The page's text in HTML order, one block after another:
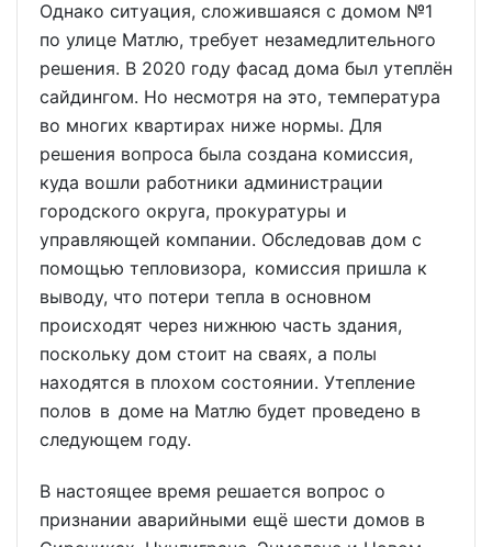
Однако ситуация, сложившаяся с домом №1
по улице Матлю, требует незамедлительного
решения. В 2020 году фасад дома был утеплён
сайдингом. Но несмотря на это, температура
во многих квартирах ниже нормы. Для
решения вопроса была создана комиссия,
куда вошли работники администрации
городского округа, прокуратуры и
управляющей компании. Обследовав дом с
помощью тепловизора, комиссия пришла к
выводу, что потери тепла в основном
происходят через нижнюю часть здания,
поскольку дом стоит на сваях, а полы
находятся в плохом состоянии. Утепление
полов в доме на Матлю будет проведено в
следующем году.
В настоящее время решается вопрос о
признании аварийными ещё шести домов в